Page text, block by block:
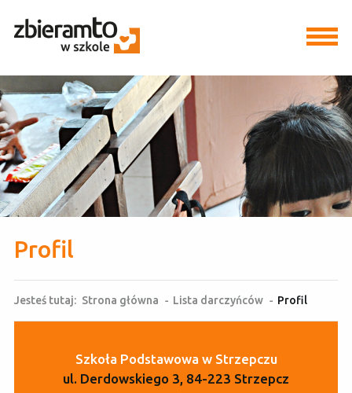
Profil
Jesteś tutaj: Strona główna - Lista darczyńców - Profil
Szkoła Podstawowa w Strzepczu
ul. Derdowskiego 3, 84-223 Strzepcz